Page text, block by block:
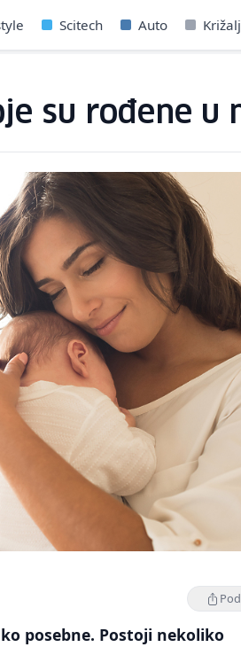
Scitech Auto
su rođene u
posebne. Postoji nekoliko